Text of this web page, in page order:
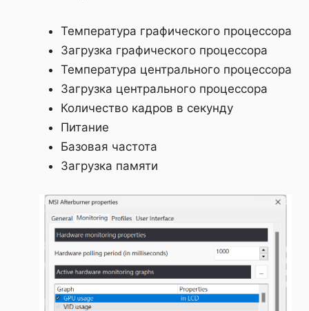
Температура графического процессора
Загрузка графического процессора
Температура центрального процессора
Загрузка центрального процессора
Количество кадров в секунду
Питание
Базовая частота
Загрузка памяти